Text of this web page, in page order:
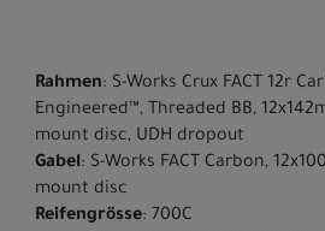
Rahmen: S-Works Crux FACT 12r
Engineered™, Threaded BB,
mount disc, UDH dropout
Gabel: S-Works FACT Carbon,
mount disc
Reifengrösse: 700C